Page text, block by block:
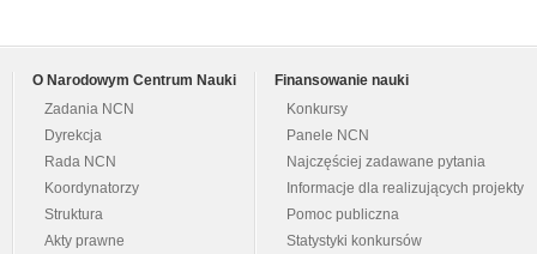
O Narodowym Centrum Nauki
Zadania NCN
Dyrekcja
Rada NCN
Koordynatorzy
Struktura
Akty prawne
Finansowanie nauki
Konkursy
Panele NCN
Najczęściej zadawane pytania
Informacje dla realizujących projekty
Pomoc publiczna
Statystyki konkursów